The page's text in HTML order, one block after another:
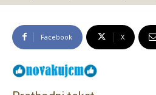
Facebook X